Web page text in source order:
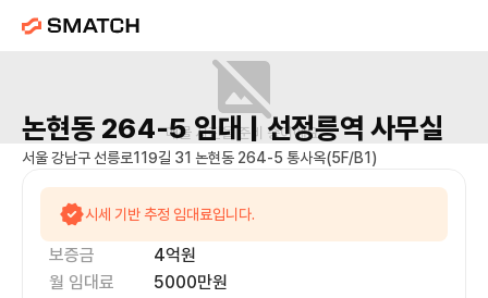
매물 사진을 준비 중이에요.
논현동 264-5임대 | 선정릉역 사무실
서울 강남구 선릉로119길 31 논현동 264-5 통사옥(5F/B1)
시세 기반 추정 임대료입니다.
보증금 4억원
월 임대료
5000만원